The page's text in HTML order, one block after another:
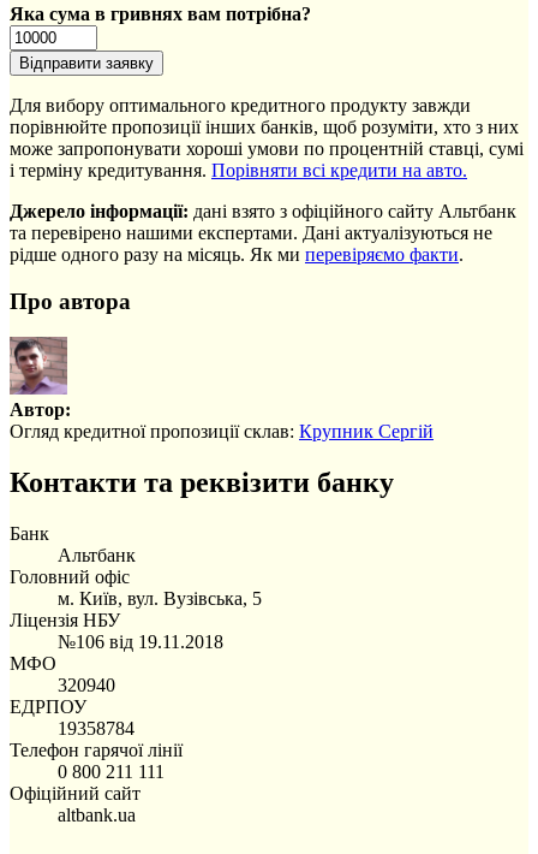
Яка сума в гривнях вам потрібна?
Для вибору оптимального кредитного продукту завжди
порівнюйте пропозиції інших банків, щоб розуміти, хто з них
може запропонувати хороші умови по процентній ставці, сумі
і терміну кредитування. Порівняти всі кредити на авто.
Джерело інформації: дані взято з офіційного сайту Альтбанк
та перевірено нашими експертами. Дані актуалізуються не
рідше одного разу на місяць. Як ми перевіряємо факти.
Про автора
Автор:
Огляд кредитної пропозиції склав: Крупник Сергій
Контакти та реквізити банку
Банк
Альтбанк
Головний офіс
м. Київ, вул. Вузівська, 5
Ліцензія НБУ
№106 від 19.11.2018
МФО
320940
ЕДРПОУ
19358784
Телефон гарячої лінії
0 800 211 111
Офіційний сайт
altbank.ua